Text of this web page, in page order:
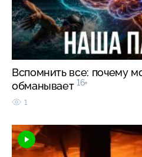
Вспомнить все: почему
обманывает 16+
1